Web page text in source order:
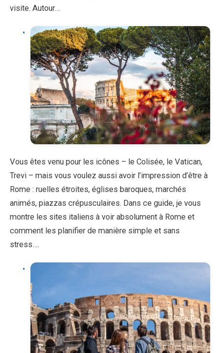
visite. Autour…
Vous êtes venu pour les icônes – le Colisée, le Vatican,
Trevi – mais vous voulez aussi avoir l’impression d’être à
Rome : ruelles étroites, églises baroques, marchés
animés, piazzas crépusculaires. Dans ce guide, je vous
montre les sites italiens à voir absolument à Rome et
comment les planifier de manière simple et sans
stress….